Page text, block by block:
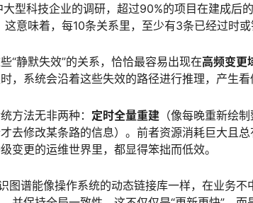
型科技企业的调研，超过90%的项目在建成后
意味着，每10条关系里，至少有3条已经过时或
“静默失效”的关系，恰恰最容易出现在高频变更
，系统会沿着这些失效的路径进行推理，产生看
方法无非两种： 定时全量重建 （像每晚重新绘
才去修改某条路的信息）。前者资源消耗巨大且
更的运维世界里，都显得笨拙而低效。
图谱能像操作系统的动态链接库一样，在业务